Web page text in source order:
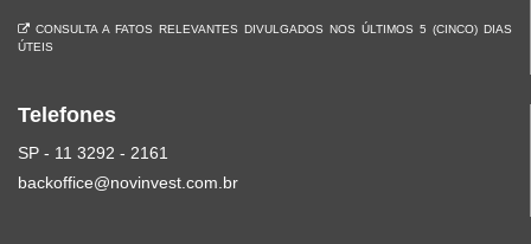
CONSULTA A FATOS RELEVANTES DIVULGADOS NOS ÚLTIMOS 5 (CINCO) DIAS
ÚTEIS
Telefones
SP - 11 3292 - 2161
backoffice@novinvest.com.br